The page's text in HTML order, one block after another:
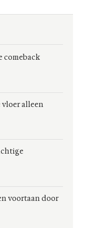
comeback
vloer alleen
voortaan door